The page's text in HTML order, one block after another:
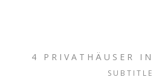
4 PRIVATHÄUSER IN
SUBTITLE